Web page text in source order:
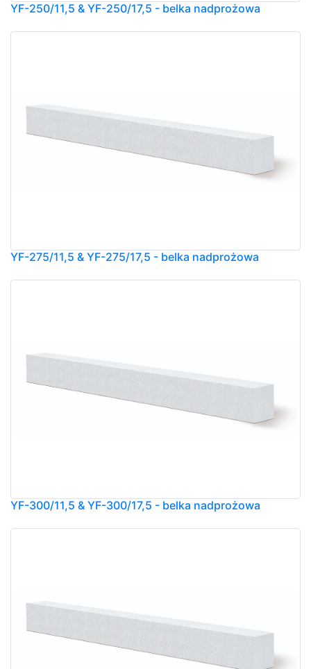
YF-250/11,5 & YF-250/17,5 - belka nadprożowa
YF-275/11,5 & YF-275/17,5 - belka nadprożowa
YF-300/11,5 & YF-300/17,5 - belka nadprożowa